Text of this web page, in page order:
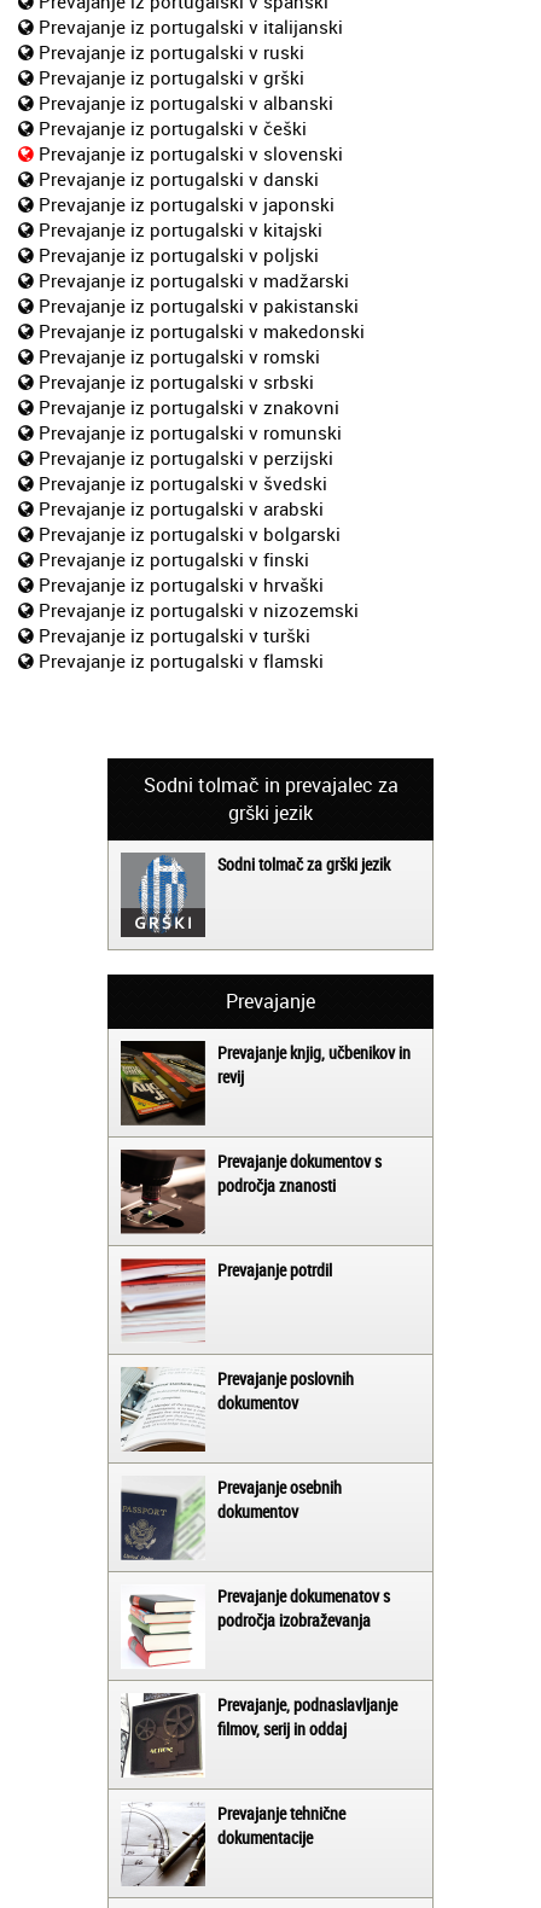
Prevajanje iz portugalski v italijanski
Prevajanje iz portugalski v ruski
Prevajanje iz portugalski v grški
Prevajanje iz portugalski v albanski
Prevajanje iz portugalski v češki
Prevajanje iz portugalski v slovenski
Prevajanje iz portugalski v danski
Prevajanje iz portugalski v japonski
Prevajanje iz portugalski v kitajski
Prevajanje iz portugalski v poljski
Prevajanje iz portugalski v madžarski
Prevajanje iz portugalski v pakistanski
Prevajanje iz portugalski v makedonski
Prevajanje iz portugalski v romski
Prevajanje iz portugalski v srbski
Prevajanje iz portugalski v znakovni
Prevajanje iz portugalski v romunski
Prevajanje iz portugalski v perzijski
Prevajanje iz portugalski v švedski
Prevajanje iz portugalski v arabski
Prevajanje iz portugalski v bolgarski
Prevajanje iz portugalski v finski
Prevajanje iz portugalski v hrvaški
Prevajanje iz portugalski v nizozemski
Prevajanje iz portugalski v turški
Prevajanje iz portugalski v flamski
Sodni tolmač in prevajalec za
grški jezik
Sodni tolmač za grški jezik
Prevajanje
Prevajanje knjig, učbenikov in
revij
Prevajanje dokumentov s
področja znanosti
Prevajanje potrdil
Prevajanje poslovnih
dokumentov
Prevajanje osebnih
dokumentov
Prevajanje dokumenatov s
področja izobraževanja
Prevajanje, podnaslavljanje
filmov, serij in oddaj
Prevajanje tehnične
dokumentacije